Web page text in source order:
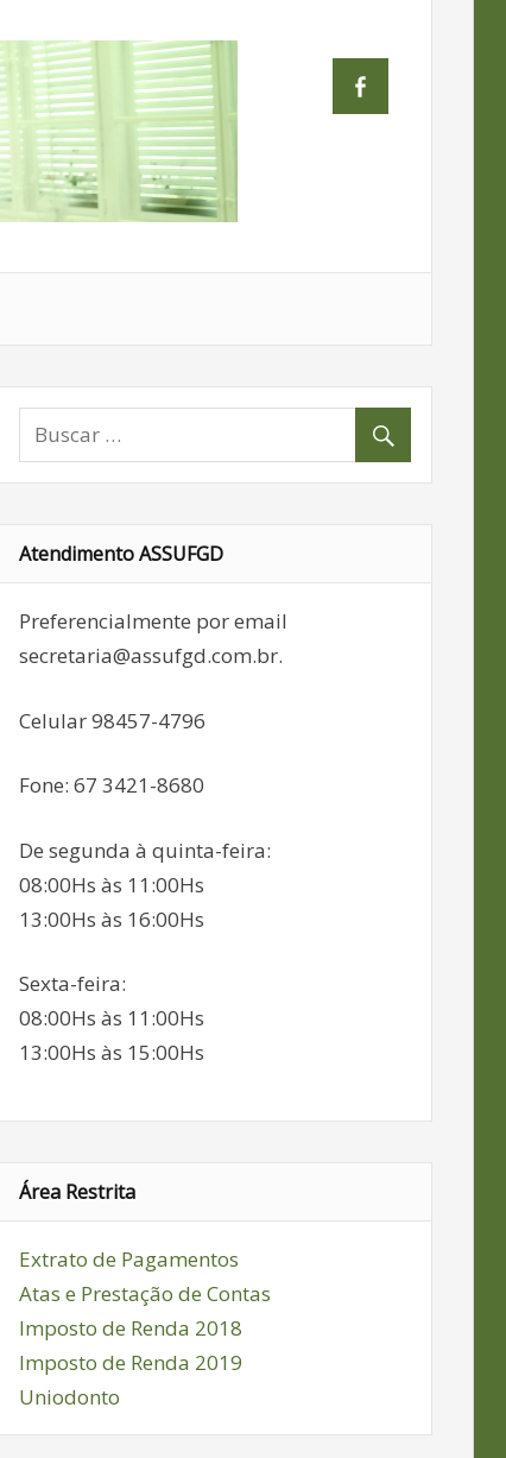
Atendimento ASSUFGD
Preferencialmente por email
secretaria@assufgd.com.br.
Celular 98457-4796
Fone: 67 3421-8680
De segunda à quinta-feira:
08:00Hs às 11:00Hs
13:00Hs às 16:00Hs
Sexta-feira:
08:00Hs às 11:00Hs
13:00Hs às 15:00Hs
Área Restrita
Extrato de Pagamentos
Atas e Prestação de Contas
Imposto de Renda 2018
Imposto de Renda 2019
Uniodonto